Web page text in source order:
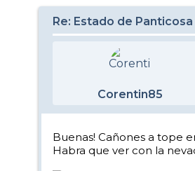
Re: Estado de
Corentin85
Buenas! Cañones a tope
Habra que ver con la